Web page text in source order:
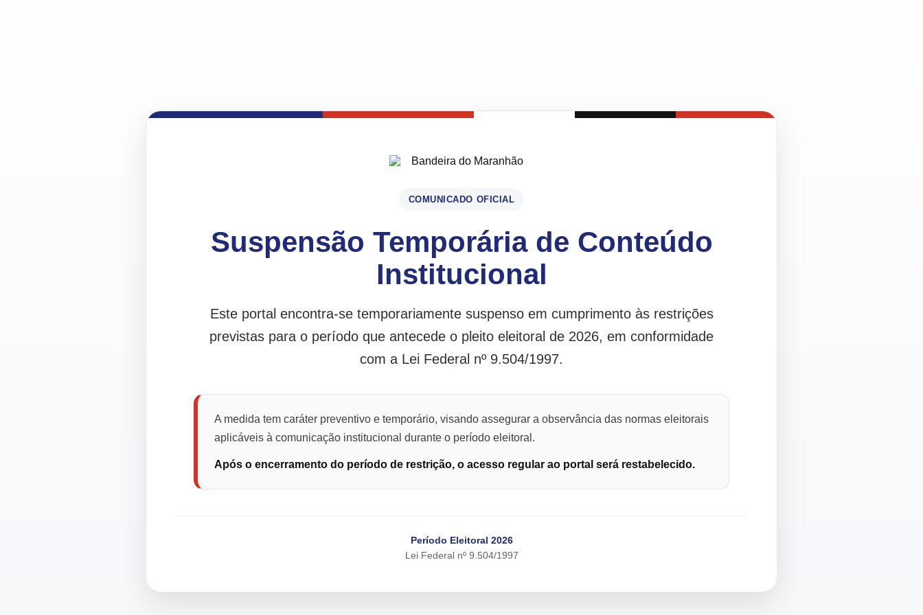
COMUNICADO OFICIAL
Suspensão Temporária de Conteúdo
Institucional
Este portal encontra-se temporariamente suspenso em cumprimento às restrições
previstas para o período que antecede o pleito eleitoral de 2026, em conformidade
com a Lei Federal nº 9.504/1997.
A medida tem caráter preventivo e temporário, visando assegurar a observância das normas eleitorais
aplicáveis à comunicação institucional durante o período eleitoral.
Após o encerramento do período de restrição, o acesso regular ao portal será restabelecido.
Período Eleitoral 2026
Lei Federal nº 9.504/1997